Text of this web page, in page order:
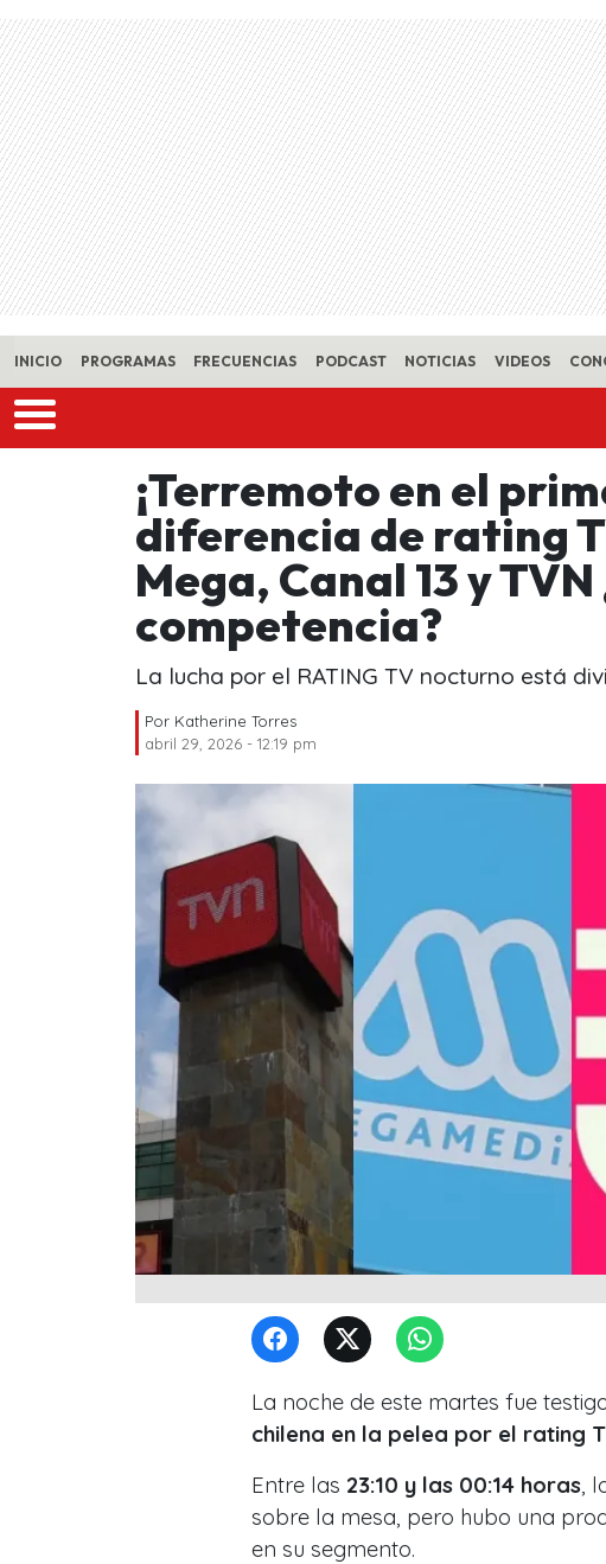
Skip to main content
INICIO PROGRAMAS FRECUENCIAS PODCAST NOTICIAS VIDEOS
¡Terremoto en el
diferencia de rating
Mega, Canal 13 y
competencia?
La lucha por el RATING TV nocturno está
Por Katherine Torres
abril 29, 2026 - 12:19 pm
La noche de este martes fue
chilena en la pelea por el rating
Entre las 23:10 y las 00:14 horas ,
sobre la mesa, pero hubo una
en su segmento.